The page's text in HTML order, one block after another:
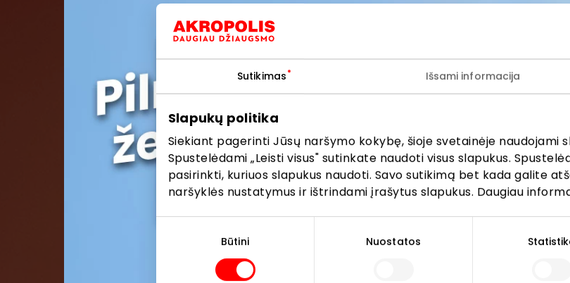
Sutikimas Išsami informacija
Slapukų politika
Siekiant pagerinti Jūsų naršymo kokybę, šioje svetainėje naudojami
Spustelėdami „Leisti visus" sutinkate naudoti visus slapukus.
pasirinkti, kuriuos slapukus naudoti. Savo sutikimą bet kada galite
naršyklės nustatymus ir ištrindami įrašytus slapukus. Daugiau
Būtini Nuostatos
Prisijunkite prie mūsų
Pirmieji sužinokite apie geriausius pasiūlymus, renginius ir
Prenumeruoti